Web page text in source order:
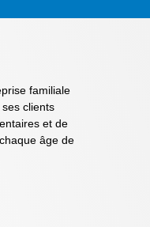
familiale
clients
et de
âge de